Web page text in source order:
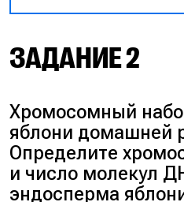
ЗАДАНИЕ 2
Хромосомный
яблони домашней
Определите
и число молекул
эндосперма